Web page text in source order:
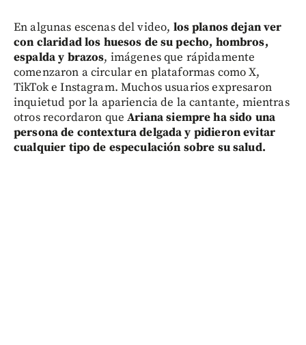
En algunas escenas del video, los planos dejan ver
con claridad los huesos de su pecho, hombros,
espalda y brazos, imágenes que rápidamente
comenzaron a circular en plataformas como X,
TikTok e Instagram. Muchos usuarios expresaron
inquietud por la apariencia de la cantante, mientras
otros recordaron queAriana siempre ha sido una
persona de contextura delgada y pidieron evitar
cualquier tipo de especulación sobre su salud.